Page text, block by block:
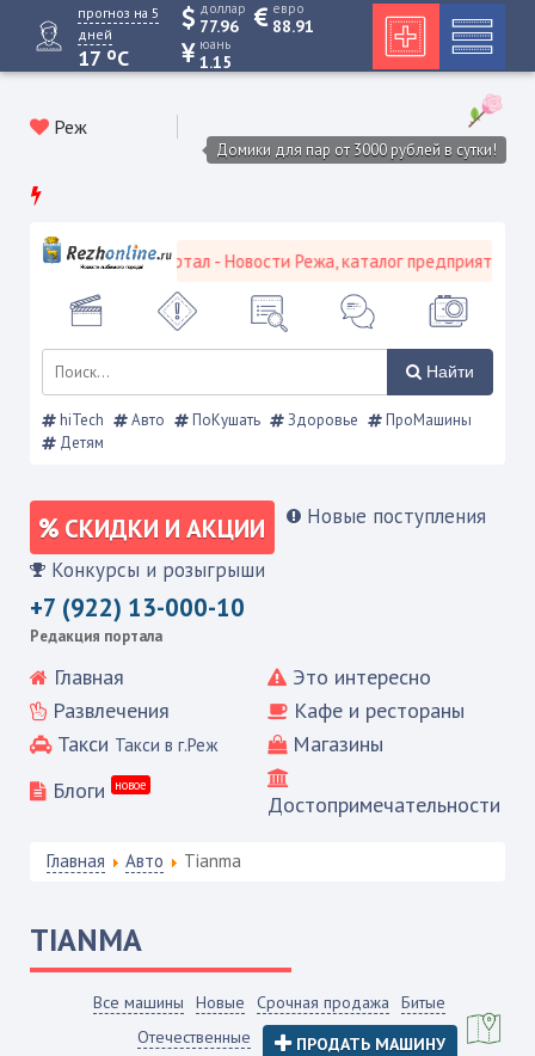
прогноз на 5
дней
17 oC
доллар
77.96
евро
88.91
юань
1.15
Реж
Домики для пар от 3000 рублей в сутки!
городской портал - Новости Режа, каталог предприятий,
Найти
hiTech Авто ПоКушать Здоровье
ПроМашины
Детям
СКИДКИ И АКЦИИ Новые поступления
Конкурсы и розыгрыши
+7 (922) 13-000-10
Редакция портала
Главная
Это интересно
Развлечения
Кафе и рестораны
Такси Такси в г.Реж
Магазины
Блоги
новое
Достопримечательности
Главная Авто Tianma
TIANMA
Все машины Новые Срочная продажа
Битые
Отечественные
ПРОДАТЬ МАШИНУ